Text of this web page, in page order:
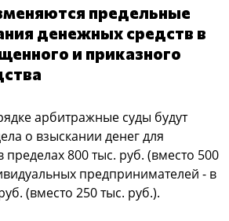
предельные
денежных средств в
и приказного
арбитражные суды будут
о взыскании денег для
800 тыс. руб. (вместо 500
предпринимателей - в
(вместо 250 тыс. руб.).